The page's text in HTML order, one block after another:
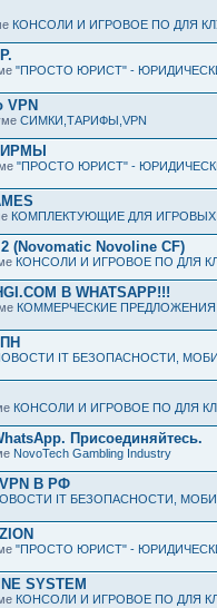
КОНСОЛИ И ИГРОВОЕ ПО ДЛЯ
"ПРОСТО ЮРИСТ" -
VPN
СИМКИ,ТАРИФЫ,VPN
"ПРОСТО ЮРИСТ" -
КОМПЛЕКТУЮЩИЕ ДЛЯ ИГРОВЫХ
(Novomatic Novoline CF)
КОНСОЛИ И ИГРОВОЕ ПО ДЛЯ
В WHATSAPP!!!
КОММЕРЧЕСКИЕ ПРЕДЛОЖЕНИЯ
IT БЕЗОПАСНОСТИ,
КОНСОЛИ И ИГРОВОЕ ПО ДЛЯ
Присоединяйтесь.
NovoTech Gambling Industry
В РФ
IT БЕЗОПАСНОСТИ,
"ПРОСТО ЮРИСТ" -
SYSTEM
КОНСОЛИ И ИГРОВОЕ ПО ДЛЯ